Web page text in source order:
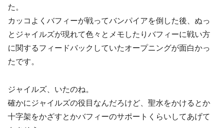
た。
カッコよくバフィーが戦ってバンパイアを倒した後、ぬっ
とジャイルズが現れて色々とメモしたりバフィーに戦い方
に関するフィードバックしていたオープニングが面白かっ
たです。
ジャイルズ、いたのね。
確かにジャイルズの役目なんだろけど、聖水をかけるとか
十字架をかざすとかバフィーのサポートくらいしてあげて